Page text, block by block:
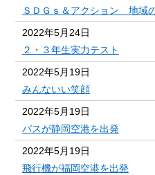
ＳＤＧｓ＆アクション 地域
2022年5月24日
２・３年生実力テスト
2022年5月19日
みんないい笑顔
2022年5月19日
バスが静岡空港を出発
2022年5月19日
飛行機が福岡空港を出発